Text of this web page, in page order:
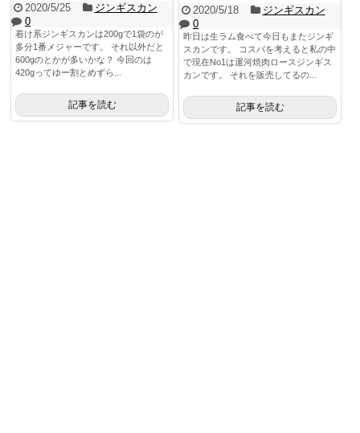
2020/5/25
ジンギスカン
0
着け系ジンギスカンは200gで1袋のが
多分1番メジャーです。 それ以外だと
600gのとかが多いかな？ 今回のは
420gってゆー割とめずら...
記事を読む
2020/5/18
ジンギスカン
0
昨日は生ラム食べて今日もまたジンギ
スカンです。 コスパを考えると私の中
で現在No1は運河焼肉ロースジンギス
カンです。 それを販売してるの...
記事を読む